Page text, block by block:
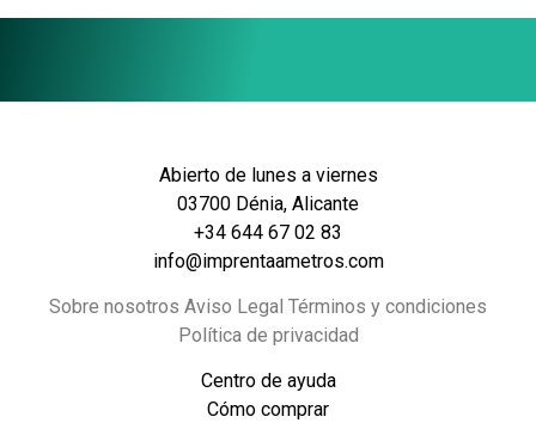
Abierto de lunes a viernes
03700 Dénia, Alicante
+34 644 67 02 83
info@imprentaametros.com
Sobre nosotros Aviso Legal Términos y condiciones
Política de privacidad
Centro de ayuda
Cómo comprar